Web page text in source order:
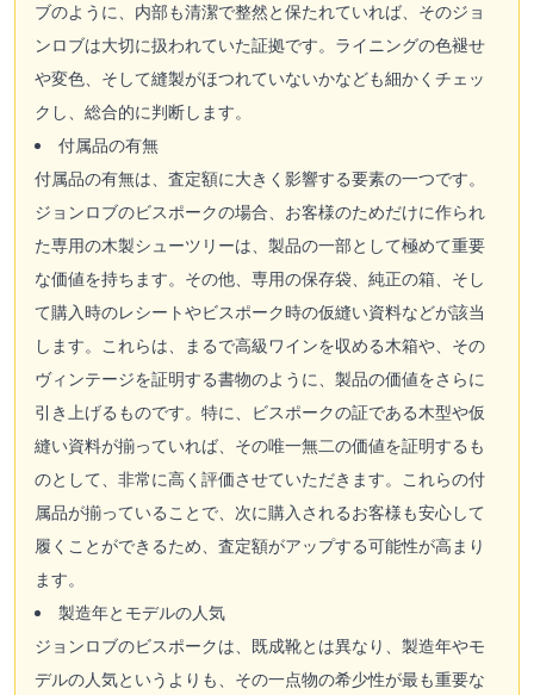
ブのように、内部も清潔で整然と保たれていれば、そのジョ
ンロブは大切に扱われていた証拠です。ライニングの色褪せ
や変色、そして縫製がほつれていないかなども細かくチェッ
クし、総合的に判断します。
付属品の有無
付属品の有無は、査定額に大きく影響する要素の一つです。
ジョンロブのビスポークの場合、お客様のためだけに作られ
た専用の木製シューツリーは、製品の一部として極めて重要
な価値を持ちます。その他、専用の保存袋、純正の箱、そし
て購入時のレシートやビスポーク時の仮縫い資料などが該当
します。これらは、まるで高級ワインを収める木箱や、その
ヴィンテージを証明する書物のように、製品の価値をさらに
引き上げるものです。特に、ビスポークの証である木型や仮
縫い資料が揃っていれば、その唯一無二の価値を証明するも
のとして、非常に高く評価させていただきます。これらの付
属品が揃っていることで、次に購入されるお客様も安心して
履くことができるため、査定額がアップする可能性が高まり
ます。
製造年とモデルの人気
ジョンロブのビスポークは、既成靴とは異なり、製造年やモ
デルの人気というよりも、その一点物の希少性が最も重要な